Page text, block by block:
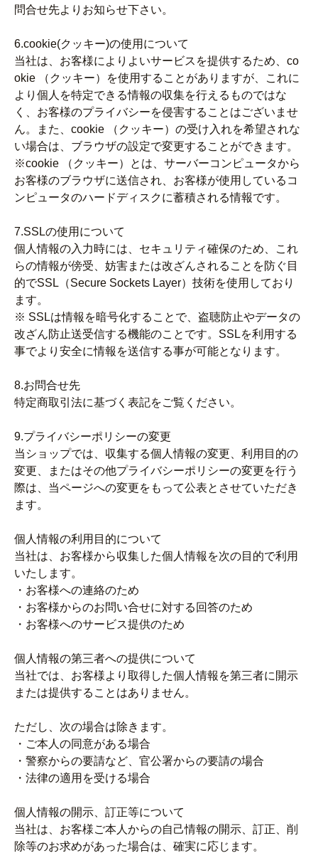
問合せ先よりお知らせ下さい。
6.cookie(クッキー)の使用について
当社は、お客様によりよいサービスを提供するため、co
okie （クッキー）を使用することがありますが、これに
より個人を特定できる情報の収集を行えるものではな
く、お客様のプライバシーを侵害することはございませ
ん。また、cookie （クッキー）の受け入れを希望されな
い場合は、ブラウザの設定で変更することができます。
※cookie （クッキー）とは、サーバーコンピュータから
お客様のブラウザに送信され、お客様が使用しているコ
ンピュータのハードディスクに蓄積される情報です。
7.SSLの使用について
個人情報の入力時には、セキュリティ確保のため、これ
らの情報が傍受、妨害または改ざんされることを防ぐ目
的でSSL（Secure Sockets Layer）技術を使用しており
ます。
※ SSLは情報を暗号化することで、盗聴防止やデータの
改ざん防止送受信する機能のことです。SSLを利用する
事でより安全に情報を送信する事が可能となります。
8.お問合せ先
特定商取引法に基づく表記をご覧ください。
9.プライバシーポリシーの変更
当ショップでは、収集する個人情報の変更、利用目的の
変更、またはその他プライバシーポリシーの変更を行う
際は、当ページへの変更をもって公表とさせていただき
ます。
個人情報の利用目的について
当社は、お客様から収集した個人情報を次の目的で利用
いたします。
・お客様への連絡のため
・お客様からのお問い合せに対する回答のため
・お客様へのサービス提供のため
個人情報の第三者への提供について
当社では、お客様より取得した個人情報を第三者に開示
または提供することはありません。
ただし、次の場合は除きます。
・ご本人の同意がある場合
・警察からの要請など、官公署からの要請の場合
・法律の適用を受ける場合
個人情報の開示、訂正等について
当社は、お客様ご本人からの自己情報の開示、訂正、削
除等のお求めがあった場合は、確実に応じます。